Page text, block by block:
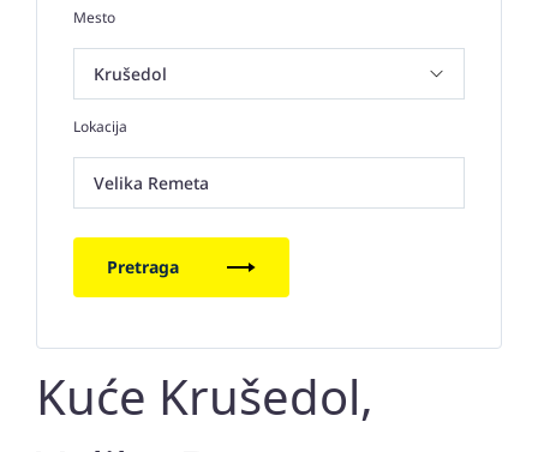
Mesto
Lokacija
Velika Remeta
Pretraga
Kuće Krušedol,